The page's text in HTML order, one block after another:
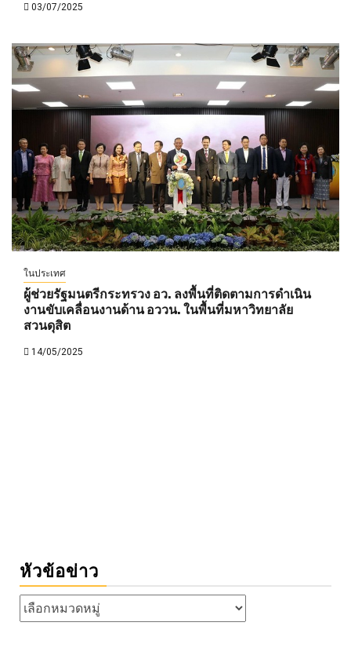
03/07/2025
ในประเทศ
ผู้ช่วยรัฐมนตรีกระทรวง อว. ลงพื้นที่ติดตามการดำเนิน
งานขับเคลื่อนงานด้าน อววน. ในพื้นที่มหาวิทยาลัย
สวนดุสิต
14/05/2025
หัวข้อข่าว
หัวข้อ
ข่าว